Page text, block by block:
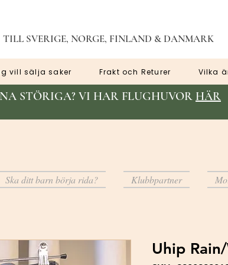
SVERIGE, NORGE, FINLAND & DANMARK
vill sälja saker Frakt och Returer Vilka
STÖRIGA? VI HAR FLUGHUVOR HÄR
Uhip
Ska ditt barn börja rida? Klubbpartner